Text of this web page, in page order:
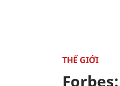
THẾ GIỚI